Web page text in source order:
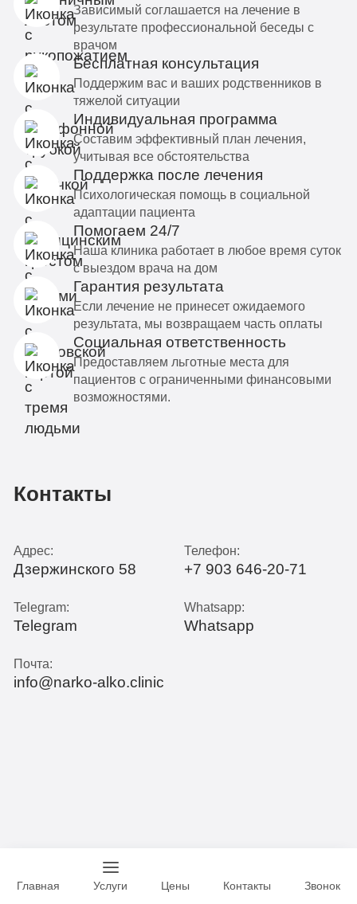
Зависимый соглашается на лечение в
результате профессиональной беседы с
врачом
Бесплатная консультация
Поддержим вас и ваших родственников в
тяжелой ситуации
Индивидуальная программа
Составим эффективный план лечения,
учитывая все обстоятельства
Поддержка после лечения
Психологическая помощь в социальной
адаптации пациента
Помогаем 24/7
Наша клиника работает в любое время суток
с выездом врача на дом
Гарантия результата
Если лечение не принесет ожидаемого
результата, мы возвращаем часть оплаты
Социальная ответственность
Предоставляем льготные места для
пациентов с ограниченными финансовыми
возможностями.
Контакты
Адрес:
Дзержинского 58
Телефон:
+7 903 646-20-71
Telegram:
Telegram
Whatsapp:
Whatsapp
Почта:
info@narko-alko.clinic
Главная Услуги Цены Контакты Звонок